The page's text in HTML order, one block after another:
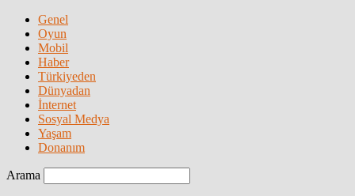
Genel
Oyun
Mobil
Haber
Türkiyeden
Dünyadan
İnternet
Sosyal Medya
Yaşam
Donanım
Arama